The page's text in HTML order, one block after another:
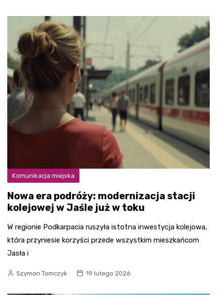
Komunikacja miejska
Nowa era podróży: modernizacja stacji
kolejowej w Jaśle już w toku
W regionie Podkarpacia ruszyła istotna inwestycja kolejowa,
która przyniesie korzyści przede wszystkim mieszkańcom
Jasła i
Szymon Tomczyk 19 lutego 2026